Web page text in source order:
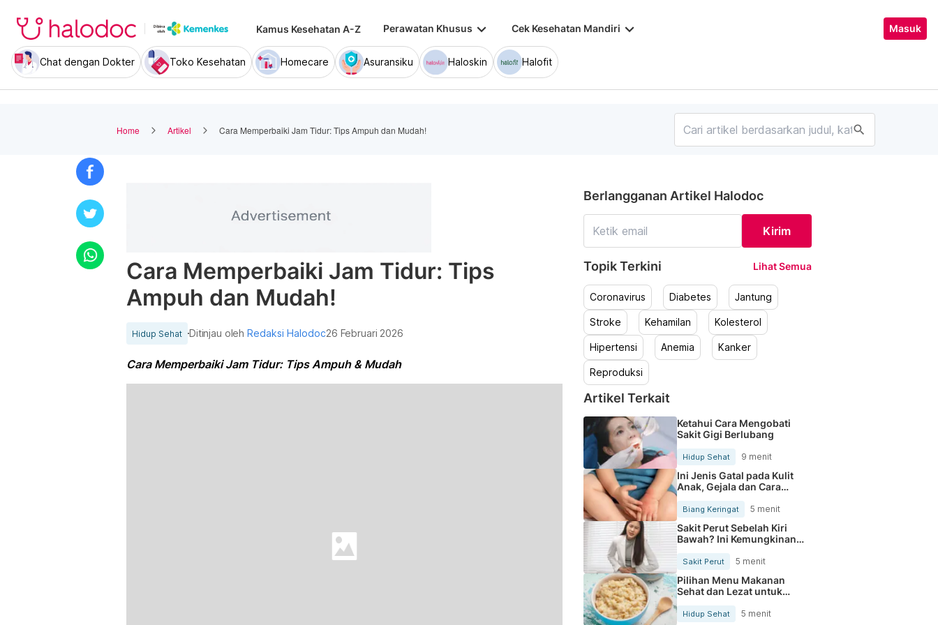
Kamus Kesehatan A-Z Perawatan Khusus keyboard_arrow_down Cek Kesehatan Mandiri keyboard_arrow_down Masuk
Chat dengan Dokter Toko Kesehatan Homecare Asuransiku Haloskin Halofit
Home Artikel Cara Memperbaiki Jam Tidur: Tips Ampuh dan Mudah! search
Cara Memperbaiki Jam Tidur: Tips
Ampuh dan Mudah!
Hidup Sehat Ditinjau olehRedaksi Halodoc26 Februari 2026
Cara Memperbaiki Jam Tidur: Tips Ampuh & Mudah
Berlangganan Artikel Halodoc
Kirim
Topik Terkini Lihat Semua
Coronavirus Diabetes Jantung
Stroke Kehamilan Kolesterol
Hipertensi Anemia Kanker
Reproduksi
Artikel Terkait
Ketahui Cara Mengobati
Sakit Gigi Berlubang
Hidup Sehat 9 menit
Ini Jenis Gatal pada Kulit
Anak, Gejala dan Cara
Mengobatinya
Biang Keringat 5 menit
Sakit Perut Sebelah Kiri
Bawah? Ini Kemungkinan
Sakit Perut 5 menit
Pilihan Menu Makanan
Sehat dan Lezat untuk
Mengurangi Kolesterol
Hidup Sehat 5 menit